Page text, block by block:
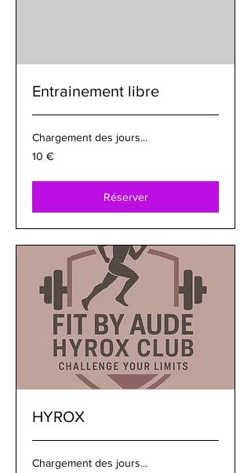
Entrainement libre
Chargement des jours...
10
euros
10 €
Réserver
HYROX
Chargement des jours...